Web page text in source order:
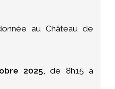
au Château de
2025 , de 8h15 à